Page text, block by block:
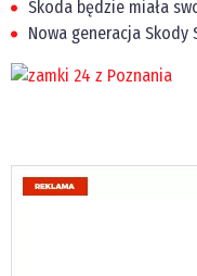
Skoda będzie miała
Nowa generacja Skody